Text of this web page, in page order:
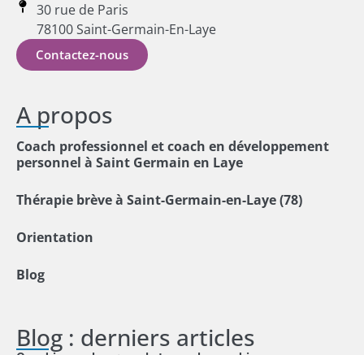
30 rue de Paris
78100 Saint-Germain-En-Laye
Contactez-nous
A propos
Coach professionnel et coach en développement
personnel à Saint Germain en Laye
Thérapie brève à Saint-Germain-en-Laye (78)
Orientation
Blog
Blog : derniers articles